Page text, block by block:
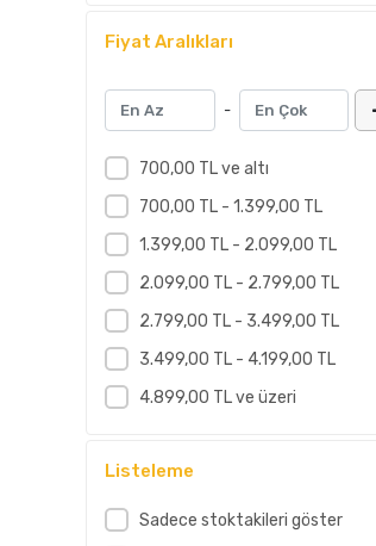
Fiyat Aralıkları
-
700,00 TL ve altı
700,00 TL - 1.399,00 TL
1.399,00 TL - 2.099,00 TL
2.099,00 TL - 2.799,00 TL
2.799,00 TL - 3.499,00 TL
3.499,00 TL - 4.199,00 TL
4.899,00 TL ve üzeri
Listeleme
Sadece stoktakileri göster